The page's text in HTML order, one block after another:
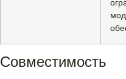
Совместимость